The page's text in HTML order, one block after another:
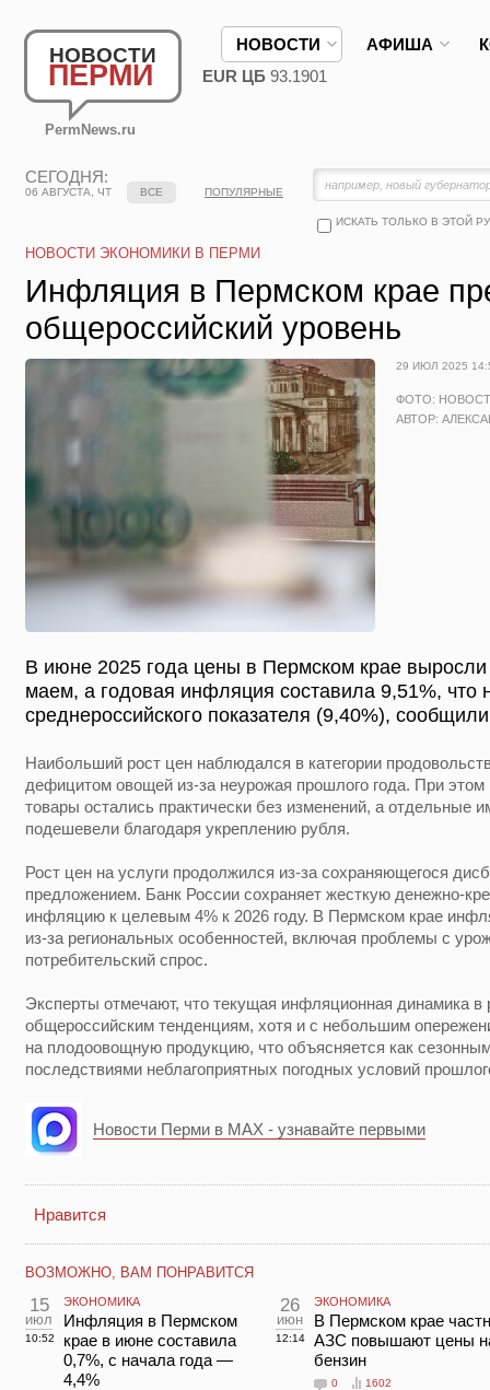
НОВОСТИ
ПЕРМИ
PermNews.ru
НОВОСТИ АФИША
EUR ЦБ 93.1901
СЕГОДНЯ:
06 АВГУСТА, ЧТ
ИСКАТЬ ТОЛЬКО В ЭТОЙ
ВСЕ ПОПУЛЯРНЫЕ
НОВОСТИ ЭКОНОМИКИ В ПЕРМИ
Инфляция в Пермском крае
общероссийский уровень
29 ИЮЛ 2025
ФОТО:
АВТОР:
В июне 2025 года цены в Пермском крае
маем, а годовая инфляция составила 9,51%, что
среднероссийского показателя (9,40%),
Наибольший рост цен наблюдался в категории
дефицитом овощей из-за неурожая прошлого года. При
товары остались практически без изменений, а отдельные
подешевели благодаря укреплению рубля.
Рост цен на услуги продолжился из-за сохраняющегося
предложением. Банк России сохраняет жесткую денежно-
инфляцию к целевым 4% к 2026 году. В Пермском крае
из-за региональных особенностей, включая проблемы с
потребительский спрос.
Эксперты отмечают, что текущая инфляционная динамика в
общероссийским тенденциям, хотя и с небольшим
на плодоовощную продукцию, что объясняется как
последствиями неблагоприятных погодных условий
Новости Перми в MAX - узнавайте первыми
Нравится
ВОЗМОЖНО, ВАМ ПОНРАВИТСЯ
15
июл
10:52
ЭКОНОМИКА
Инфляция в Пермском
крае в июне составила
0,7%, с начала года —
4,4%
26
июн
12:14
ЭКОНОМИКА
В Пермском крае
АЗС повышают цены
бензин
0 1602